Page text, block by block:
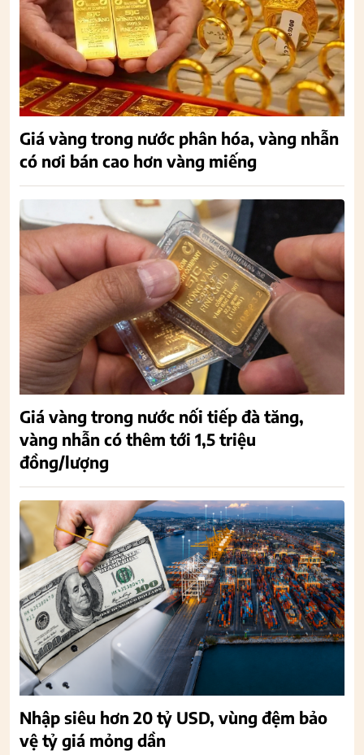
Giá vàng trong nước phân hóa, vàng nhẫn
có nơi bán cao hơn vàng miếng
Giá vàng trong nước nối tiếp đà tăng,
vàng nhẫn có thêm tới 1,5 triệu
đồng/lượng
Nhập siêu hơn 20 tỷ USD, vùng đệm bảo
vệ tỷ giá mỏng dần